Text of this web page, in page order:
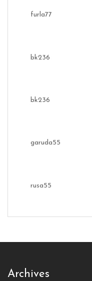
furla77
bk236
bk236
garuda55
rusa55
Archives